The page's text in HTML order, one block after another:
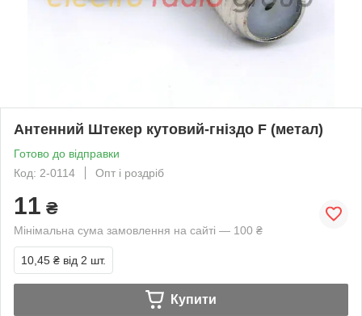
Антенний Штекер кутовий-гніздо F (метал)
Готово до відправки
Код: 2-0114
Опт і роздріб
11 ₴
Мінімальна сума замовлення на сайті — 100 ₴
10,45 ₴ від 2 шт.
Купити